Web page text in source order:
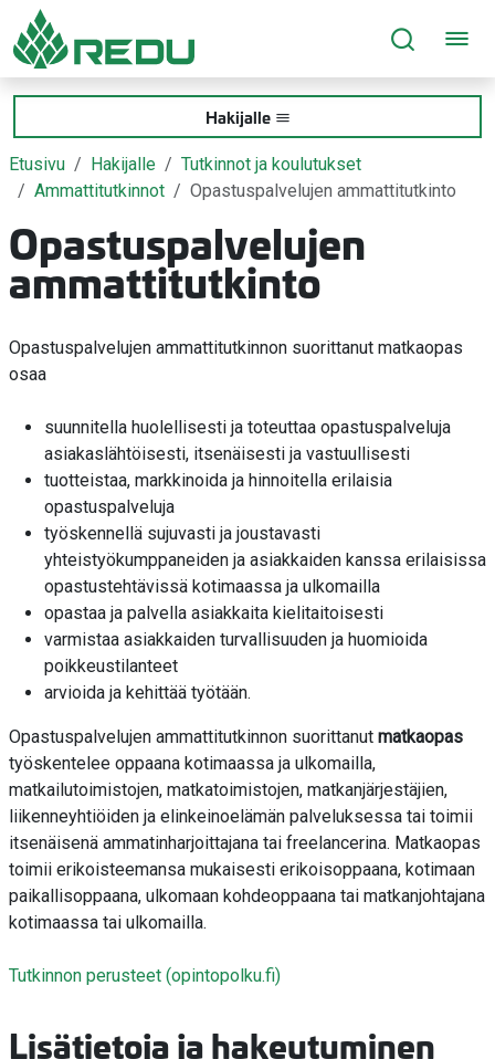
Siirry sivusisältöön
Hakijalle
Etusivu Hakijalle
Tutkinnot ja koulutukset
Ammattitutkinnot
Opastuspalvelujen ammattitutkinto
Opastuspalvelujen
ammattitutkinto
Opastuspalvelujen ammattitutkinnon suorittanut matkaopas
osaa
suunnitella huolellisesti ja toteuttaa opastuspalveluja
asiakaslähtöisesti, itsenäisesti ja vastuullisesti
tuotteistaa, markkinoida ja hinnoitella erilaisia
opastuspalveluja
työskennellä sujuvasti ja joustavasti
yhteistyökumppaneiden ja asiakkaiden kanssa erilaisissa
opastustehtävissä kotimaassa ja ulkomailla
opastaa ja palvella asiakkaita kielitaitoisesti
varmistaa asiakkaiden turvallisuuden ja huomioida
poikkeustilanteet
arvioida ja kehittää työtään.
Opastuspalvelujen ammattitutkinnon suorittanut matkaopas
työskentelee oppaana kotimaassa ja ulkomailla,
matkailutoimistojen, matkatoimistojen, matkanjärjestäjien,
liikenneyhtiöiden ja elinkeinoelämän palveluksessa tai toimii
itsenäisenä ammatinharjoittajana tai freelancerina. Matkaopas
toimii erikoisteemansa mukaisesti erikoisoppaana, kotimaan
paikallisoppaana, ulkomaan kohdeoppaana tai matkanjohtajana
kotimaassa tai ulkomailla.
Tutkinnon perusteet (opintopolku.fi)
Lisätietoja ja hakeutuminen